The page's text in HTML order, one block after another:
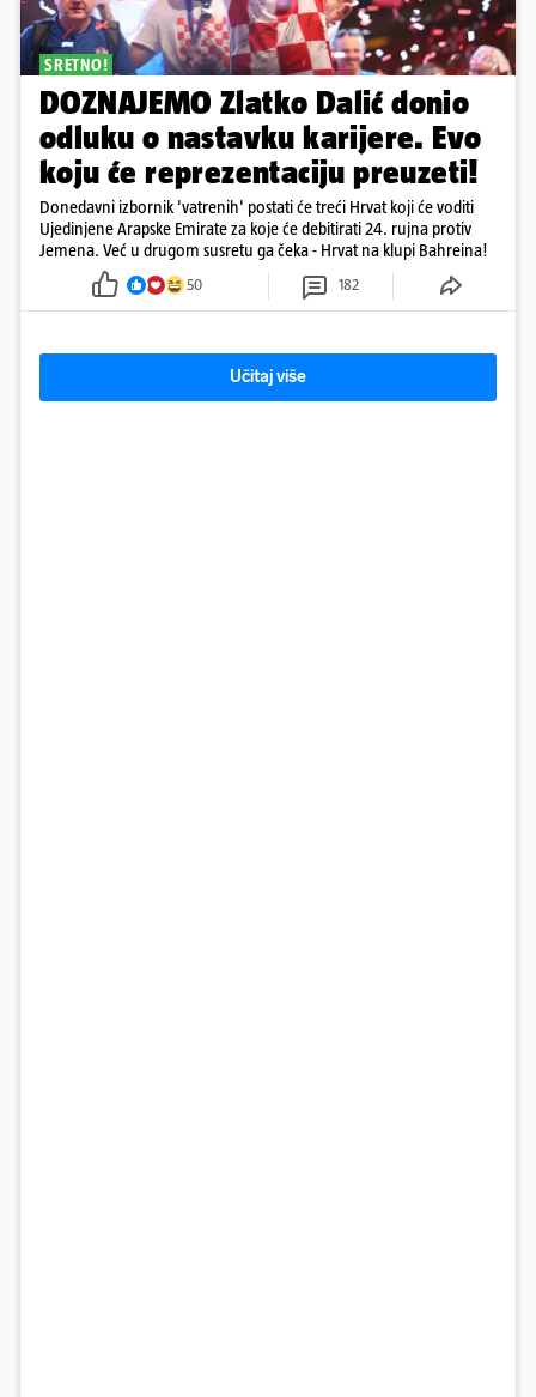
SRETNO!
DOZNAJEMO Zlatko Dalić donio
odluku o nastavku karijere. Evo
koju će reprezentaciju preuzeti!
Donedavni izbornik 'vatrenih' postati će treći Hrvat koji će voditi
Ujedinjene Arapske Emirate za koje će debitirati 24. rujna protiv
Jemena. Već u drugom susretu ga čeka - Hrvat na klupi Bahreina!
50 182
Učitaj više